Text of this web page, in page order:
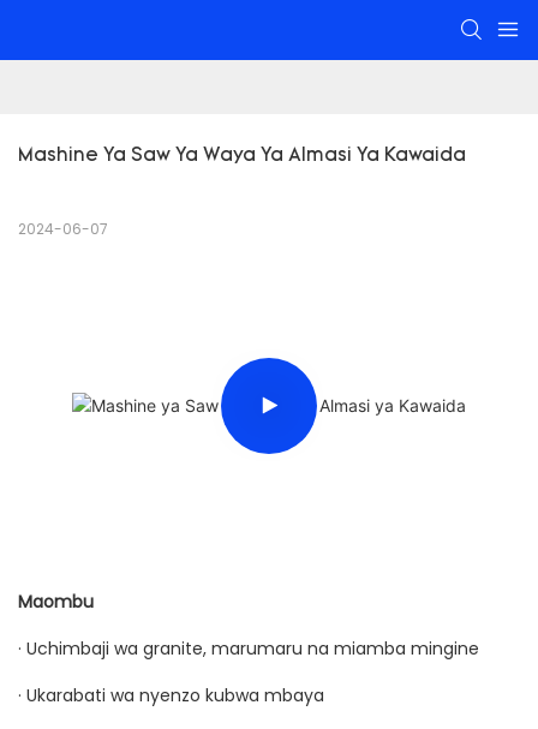
Mashine Ya Saw Ya Waya Ya Almasi Ya Kawaida
2024-06-07
Maombu
· Uchimbaji wa granite, marumaru na miamba mingine
· Ukarabati wa nyenzo kubwa mbaya